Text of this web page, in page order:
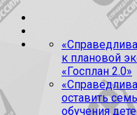
к плановой
«Госплан 2.0»
оставить
обучения